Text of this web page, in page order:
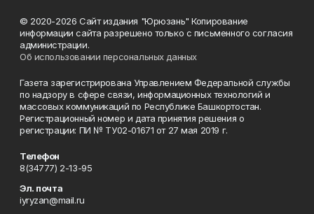
© 2020-2026 Сайт издания "Юрюзань" Копирование
информации сайта разрешено только с письменного согласия
администрации.
Об использовании персональных данных
Газета зарегистрирована Управлением Федеральной службы
по надзору в сфере связи, информационных технологий и
массовых коммуникаций по Республике Башкортостан.
Регистрационный номер и дата принятия решения о
регистрации: ПИ № ТУ02-01671 от 27 мая 2019 г.
Телефон
8(34777) 2-13-95
Эл. почта
iyryzan@mail.ru